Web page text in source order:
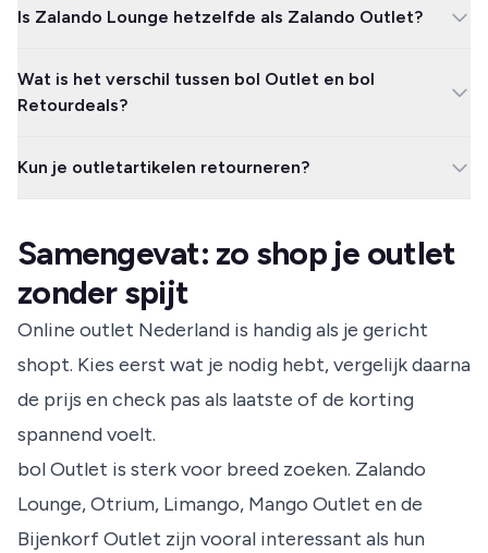
Voor mode en schoenen passen Zalando Lounge en Otrium
logisch is voor Mango-fans.
Is Zalando Lounge hetzelfde als Zalando Outlet?
campagnes en ledenacties, terwijl gewone sale-aanbiedingen
meer lijken op een normale uitverkoop binnen een webshop.
Wat is het verschil tussen bol Outlet en bol
Retourdeals?
categorieën. bol Retourdeals zijn teruggestuurde producten die
opnieuw verkocht worden, dus daar moet je extra letten op
Kun je outletartikelen retourneren?
webshop, dus controleer altijd de retourkosten voordat je
Samengevat: zo shop je outlet
zonder spijt
Online outlet Nederland is handig als je gericht
shopt. Kies eerst wat je nodig hebt, vergelijk daarna
de prijs en check pas als laatste of de korting
spannend voelt.
bol Outlet is sterk voor breed zoeken. Zalando
Lounge, Otrium, Limango, Mango Outlet en de
Bijenkorf Outlet zijn vooral interessant als hun